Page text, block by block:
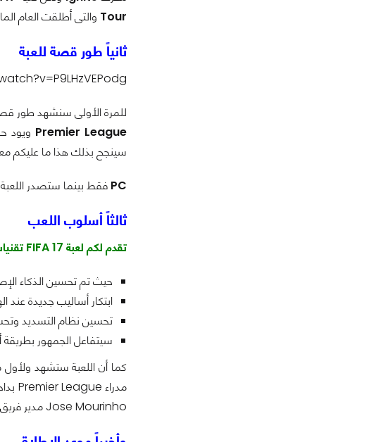
Tour والتى أطلقت العام
ثانياً طور قصة للعبة
للمرة الأولى سنشهد طور
Premier League ويود
سينجح بذلك هذا ما عليكم
PC فقط بينما ستصدر
ثالثاً أسلوب اللعب
تقدم لكم لعبة FIFA 17 تقنيات وأساليب جديدة بأسلوب اللعب الخاص باللعبة
حيث تم تحسين الذكاء
ابتكار أساليب جديدة عند
تحسين نظام التسديد
سيتفاعل الجمهور
كما أن اللعبة ستشهد ولأول
Jose Mourinho مدير فريق مانشستر يونايتد